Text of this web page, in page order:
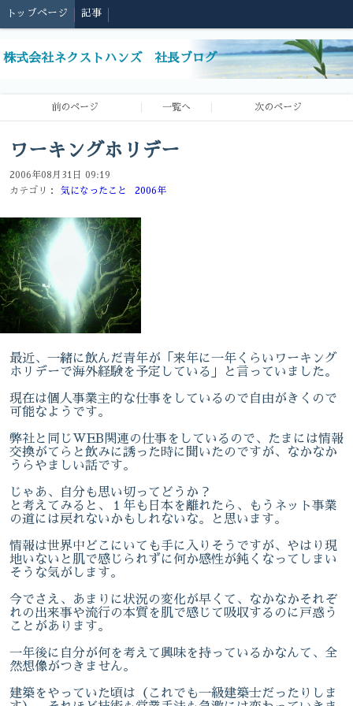
トップページ 記事
株式会社ネクストハンズ 社長ブログ
前のページ 一覧へ 次のページ
ワーキングホリデー
2006年08月31日 09:19
カテゴリ：
気になったこと 2006年
最近、一緒に飲んだ青年が「来年に一年くらいワーキング
ホリデーで海外経験を予定している」と言っていました。
現在は個人事業主的な仕事をしているので自由がきくので
可能なようです。
弊社と同じWEB関連の仕事をしているので、たまには情報
交換がてらと飲みに誘った時に聞いたのですが、なかなか
うらやましい話です。
じゃあ、自分も思い切ってどうか？
と考えてみると、１年も日本を離れたら、もうネット事業
の道には戻れないかもしれないな。と思います。
情報は世界中どこにいても手に入りそうですが、やはり現
地いないと肌で感じられずに何か感性が鈍くなってしまい
そうな気がします。
今でさえ、あまりに状況の変化が早くて、なかなかそれぞ
れの出来事や流行の本質を肌で感じて吸収するのに戸惑う
ことがあります。
一年後に自分が何を考えて興味を持っているかなんて、全
然想像がつきません。
建築をやっていた頃は（これでも一級建築士だったりしま